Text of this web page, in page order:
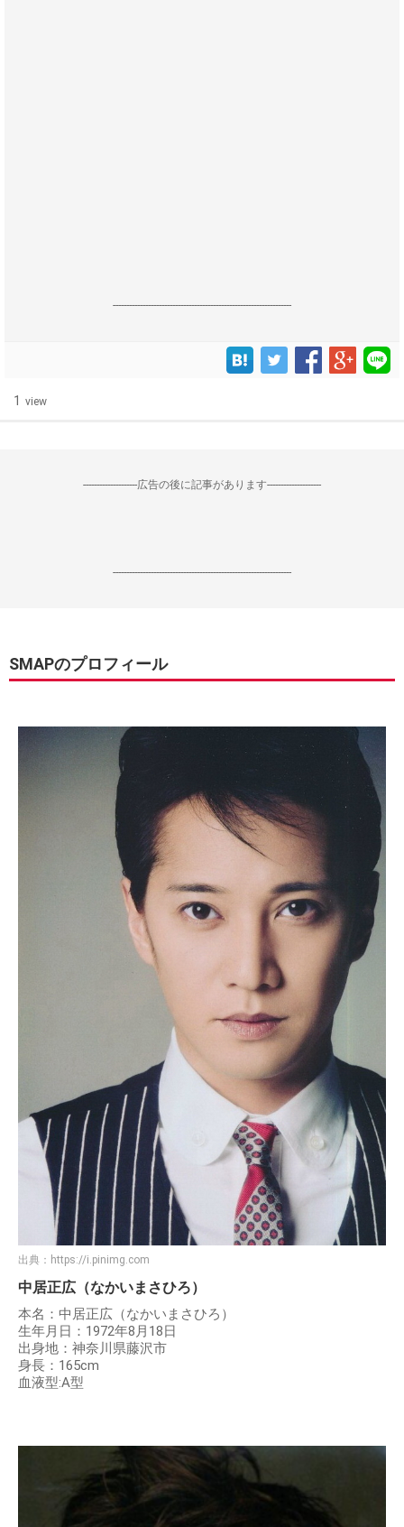
------------------------------------------------------------------
1 view
--------------------広告の後に記事があります--------------------
------------------------------------------------------------------
SMAPのプロフィール
出典： https://i.pinimg.com
中居正広（なかいまさひろ）
本名：中居正広（なかいまさひろ）
生年月日：1972年8月18日
出身地：神奈川県藤沢市
身長：165cm
血液型:A型